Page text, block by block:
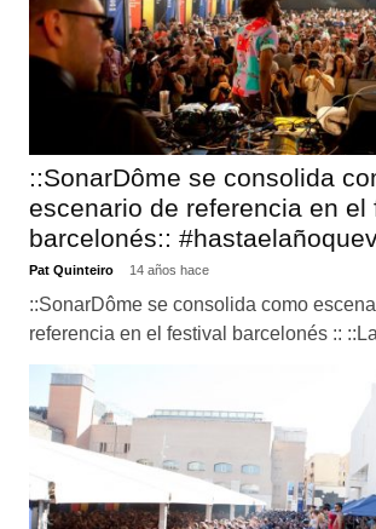
::SonarDôme se consolida
escenario de referencia en el
barcelonés::
Pat Quinteiro 14 años hace
::SonarDôme se consolida como
referencia en el festival barcelonés ::